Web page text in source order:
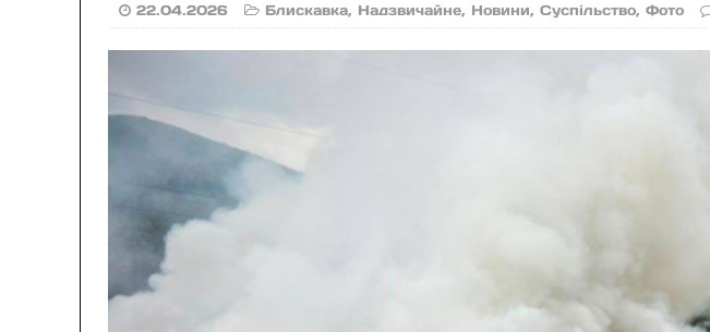
22.04.2026 Блискавка, Надзвичайне, Новини,Суспільство,Фото